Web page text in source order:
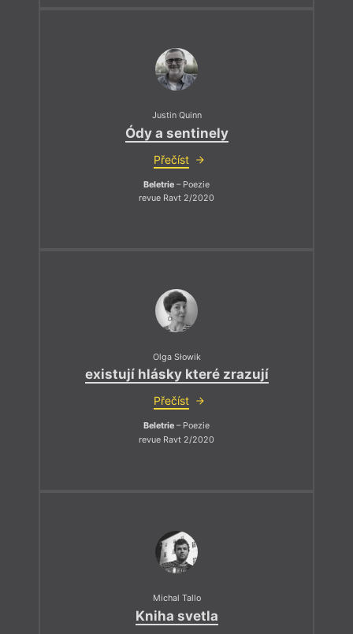
Justin Quinn
Ódy a sentinely
Přečíst
Beletrie – Poezie
revue Ravt 2/2020
Olga Słowik
existují hlásky které zrazují
Přečíst
Beletrie – Poezie
revue Ravt 2/2020
Michal Tallo
Kniha svetla